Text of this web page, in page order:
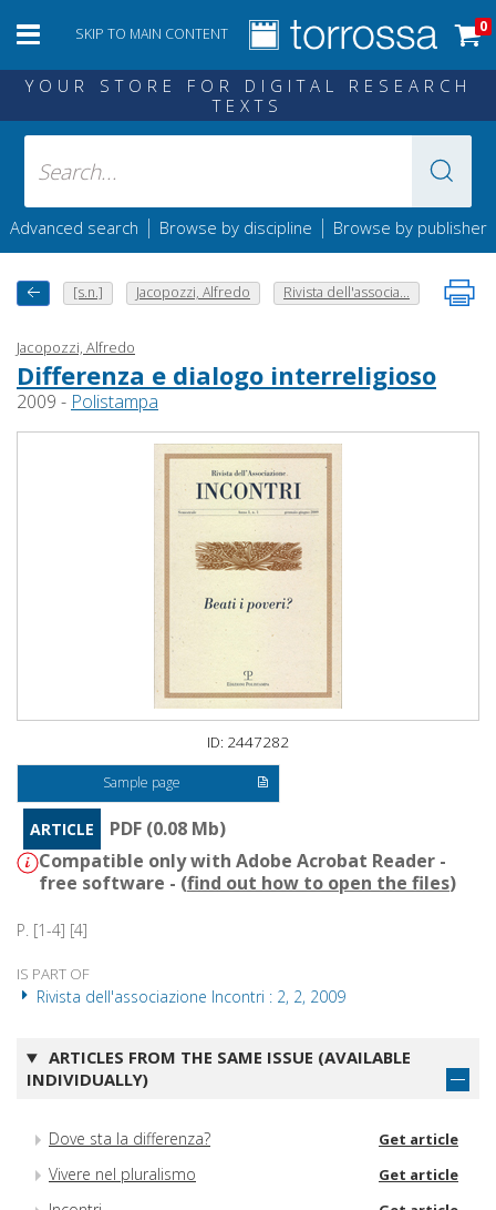
SKIP TO MAIN CONTENT 0
YOUR STORE FOR DIGITAL RESEARCH
TEXTS
Advanced search | Browse by discipline | Browse by publisher
[s.n.] Jacopozzi, Alfredo Rivista dell'associa...
Jacopozzi, Alfredo
Differenza e dialogo interreligioso
2009 - Polistampa
ID: 2447282
Sample page
ARTICLE
PDF (0.08 Mb)
Compatible only with Adobe Acrobat Reader -
free software - (find out how to open the files)
P. [1-4] [4]
IS PART OF
Rivista dell'associazione Incontri : 2, 2, 2009
ARTICLES FROM THE SAME ISSUE (AVAILABLE
INDIVIDUALLY)
Dove sta la differenza? Get article
Vivere nel pluralismo Get article